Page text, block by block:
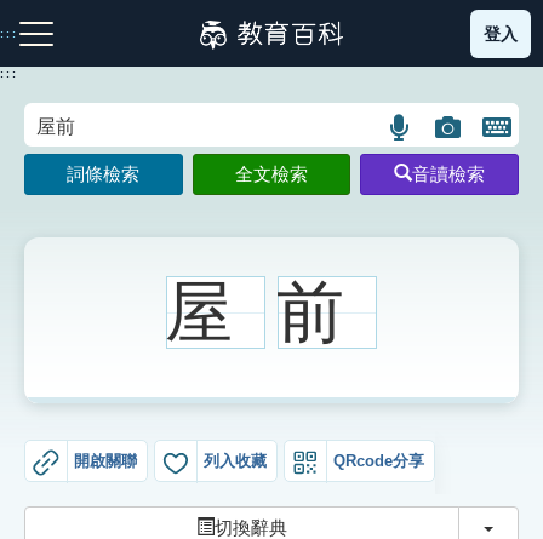
到
主
:::
注音索引圖示 筆畫索引圖示 部首索引表圖示
生字詞彙表
登入
:::
語
言
搜
圖
片
搜
開
鍵
圖
詞條檢索 全文檢索 音讀檢索
屋 前
開啟關聯 列入收藏 QRcode分享
切換辭典 切換